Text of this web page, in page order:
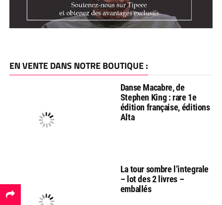
EN VENTE DANS NOTRE BOUTIQUE :
Danse Macabre, de
Stephen King : rare 1e
édition française, éditions
Alta
La tour sombre l’integrale
– lot des 2 livres –
emballés